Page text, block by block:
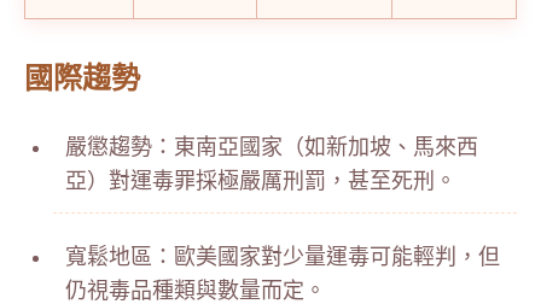
國際趨勢
嚴懲趨勢：東南亞國家（如新加坡、馬來西
亞）對運毒罪採極嚴厲刑罰，甚至死刑。
寬鬆地區：歐美國家對少量運毒可能輕判，但
仍視毒品種類與數量而定。